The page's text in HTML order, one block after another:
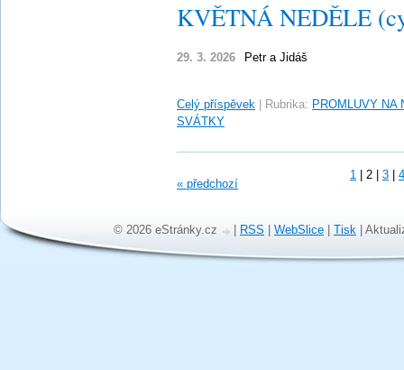
KVĚTNÁ NEDĚLE
29. 3. 2026 Petr a Jidáš
Celý příspěvek Rubrika: PROMLUVY NA
SVÁTKY
« předchozí
1 2 3 4
© 2026 eStránky.cz RSS WebSlice Tisk